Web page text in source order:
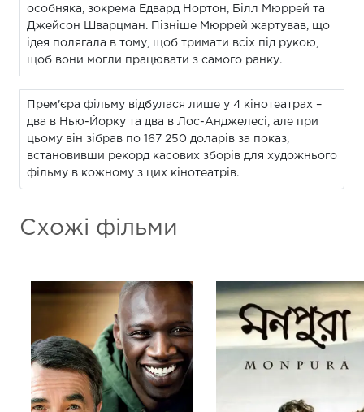
особняка, зокрема Едвард Нортон, Білл Мюррей та
Джейсон Шварцман. Пізніше Мюррей жартував, що
ідея полягала в тому, щоб тримати всіх під рукою,
щоб вони могли працювати з самого ранку.
Прем'єра фільму відбулася лише у 4 кінотеатрах –
два в Нью-Йорку та два в Лос-Анджелесі, але при
цьому він зібрав по 167 250 доларів за показ,
встановивши рекорд касових зборів для художнього
фільму в кожному з цих кінотеатрів.
Схожі фільми